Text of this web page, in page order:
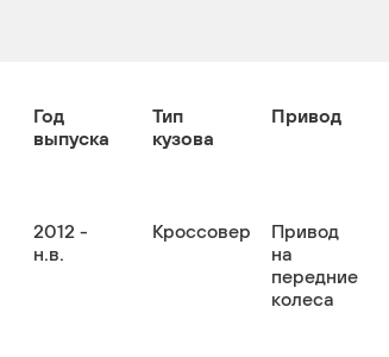
Год
выпуска
Тип
кузова
Привод
2012 -
н.в.
Кроссовер
Привод
на
передние
колеса